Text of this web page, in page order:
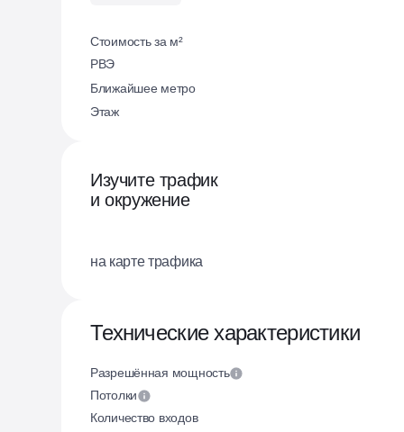
Стоимость за м²
РВЭ
Ближайшее метро
Этаж
Изучите трафик
и окружение
на карте трафика
Технические характеристики
Разрешённая мощность
Потолки
Количество входов